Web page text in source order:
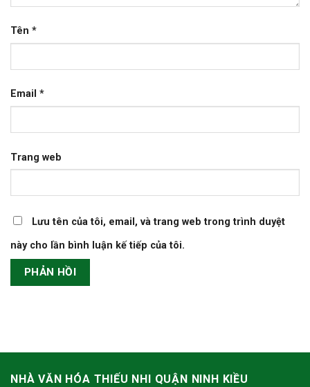
Tên *
Email *
Trang web
Lưu tên của tôi, email, và trang web trong trình duyệt
này cho lần bình luận kế tiếp của tôi.
NHÀ VĂN HÓA THIẾU NHI QUẬN NINH KIỀU